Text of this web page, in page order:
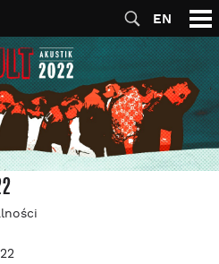
EN